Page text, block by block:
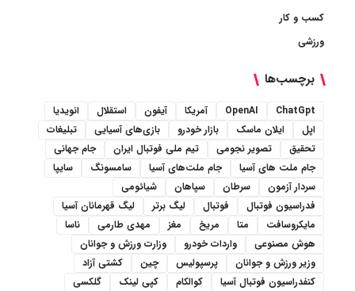
کسب و کار
ورزشی
برچسب‌ها
ChatGpt
OpenAI آمریکا آیفون استقلال
انویدیا
اپل
ایلان ماسک بازار خودرو بازی‌های آسیایی
تبلیغات
تحقیق
تصویر نجومی تیم ملی فوتبال ایران
جام جهانی
جام ملت های آسیا
جام ملت‌های آسیا سامسونگ
سایپا
سردار آزمون
سرطان سپاهان
شیائومی
فدراسیون فوتبال
فوتبال لیگ برتر
لیگ قهرمانان آسیا
مایکروسافت
متا مریخ مغز مهدی طارمی
ناسا
هوش مصنوعی
واردات خودرو
وزارت ورزش و جوانان
وزیر ورزش و جوانان
پرسپولیس چین
کشتی آزاد
کنفدراسیون فوتبال آسیا
کوالکام کپی لینک
گلکسی